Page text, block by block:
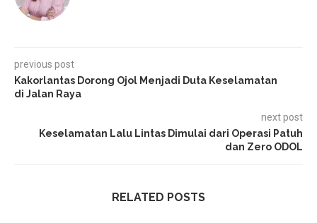
previous post
Kakorlantas Dorong Ojol Menjadi Duta Keselamatan
di Jalan Raya
next post
Keselamatan Lalu Lintas Dimulai dari Operasi Patuh
dan Zero ODOL
RELATED POSTS